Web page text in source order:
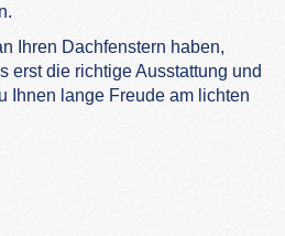
Ihren Dachfenstern haben,
erst die richtige Ausstattung und
Ihnen lange Freude am lichten